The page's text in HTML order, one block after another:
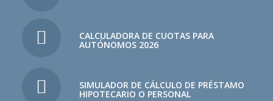
CALCULADORA DE CUOTAS PARA
AUTÓNOMOS 2026
SIMULADOR DE CÁLCULO DE PRÉSTAMO
HIPOTECARIO O PERSONAL